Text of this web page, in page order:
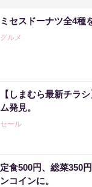
ミセスドーナツ全4種
グルメ
【しまむら最新チラ
ム発見。
セール
定食500円、総菜350
ンコインに。